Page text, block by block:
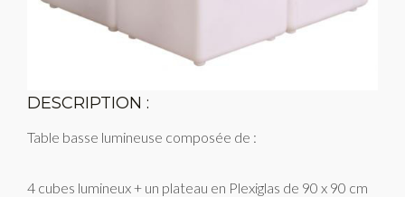
DESCRIPTION :
Table basse lumineuse composée de :
4 cubes lumineux + un plateau en Plexiglas de 90 x 90 cm